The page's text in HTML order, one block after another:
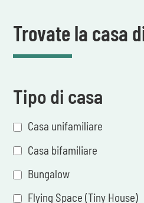
Trovate la casa
Tipo di casa
Casa unifamiliare
Casa bifamiliare
Bungalow
Flying Space (Tiny House)